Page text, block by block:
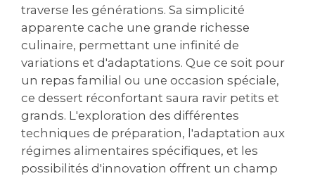
traverse les générations. Sa simplicité
apparente cache une grande richesse
culinaire‚ permettant une infinité de
variations et d'adaptations. Que ce soit pour
un repas familial ou une occasion spéciale‚
ce dessert réconfortant saura ravir petits et
grands. L'exploration des différentes
techniques de préparation‚ l'adaptation aux
régimes alimentaires spécifiques‚ et les
possibilités d'innovation offrent un champ